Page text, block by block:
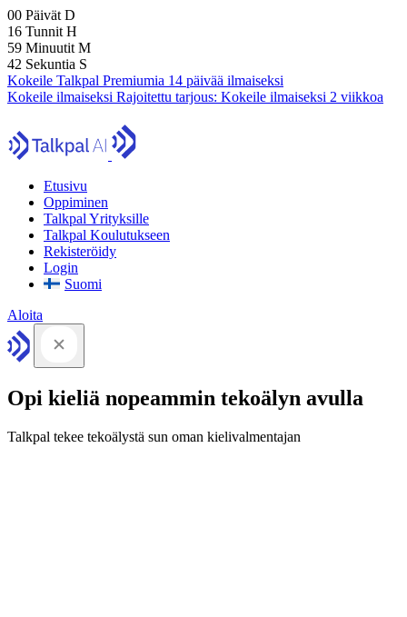
00 Päivät D
16 Tunnit H
59 Minuutit M
41 Sekuntia S
Kokeile Talkpal Premiumia 14 päivää ilmaiseksi
Kokeile ilmaiseksi Rajoitettu tarjous: Kokeile ilmaiseksi 2 viikkoa
Etusivu
Oppiminen
Talkpal Yrityksille
Talkpal Koulutukseen
Rekisteröidy
Login
Suomi
Aloita
Opi kieliä nopeammin tekoälyn avulla
Talkpal tekee tekoälystä sun oman kielivalmentajan